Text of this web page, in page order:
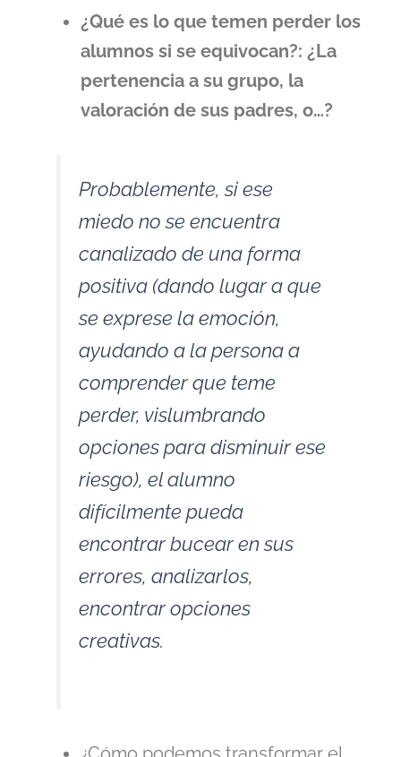
¿Qué es lo que temen perder los
alumnos si se equivocan?: ¿La
pertenencia a su grupo, la
valoración de sus padres, o…?
Probablemente, si ese
miedo no se encuentra
canalizado de una forma
positiva (dando lugar a que
se exprese la emoción,
ayudando a la persona a
comprender que teme
perder, vislumbrando
opciones para disminuir ese
riesgo), el alumno
difícilmente pueda
encontrar bucear en sus
errores, analizarlos,
encontrar opciones
creativas.